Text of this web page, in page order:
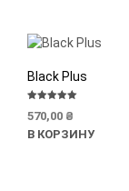
Black Plus
5.00
570,00 ₴
В КОРЗИНУ